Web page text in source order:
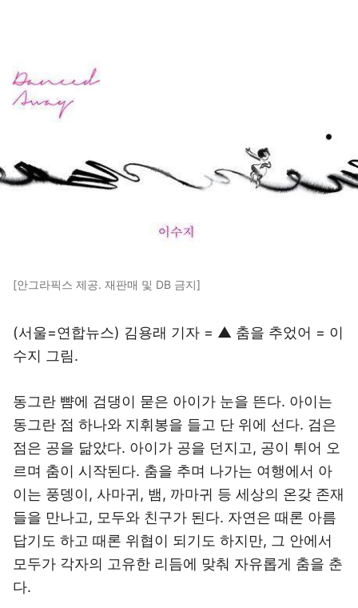
[안그라픽스 제공. 재판매 및 DB 금지]
(서울=연합뉴스) 김용래 기자 = ▲ 춤을 추었어 = 이
수지 그림.
동그란 뺨에 검댕이 묻은 아이가 눈을 뜬다. 아이는
동그란 점 하나와 지휘봉을 들고 단 위에 선다. 검은
점은 공을 닮았다. 아이가 공을 던지고, 공이 튀어 오
르며 춤이 시작된다. 춤을 추며 나가는 여행에서 아
이는 풍뎅이, 사마귀, 뱀, 까마귀 등 세상의 온갖 존재
들을 만나고, 모두와 친구가 된다. 자연은 때론 아름
답기도 하고 때론 위협이 되기도 하지만, 그 안에서
모두가 각자의 고유한 리듬에 맞춰 자유롭게 춤을 춘
다.